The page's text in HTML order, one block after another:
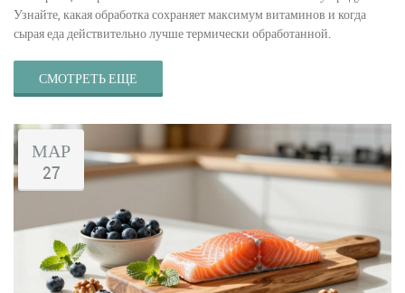
Узнайте, какая обработка сохраняет максимум витаминов и когда
сырая еда действительно лучше термически обработанной.
СМОТРЕТЬ ЕЩЕ
МАР
27